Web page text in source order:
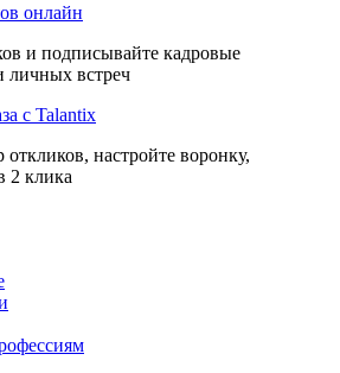
онлайн
и подписывайте кадровые
личных встреч
с Talantix
настройте воронку,
2 клика